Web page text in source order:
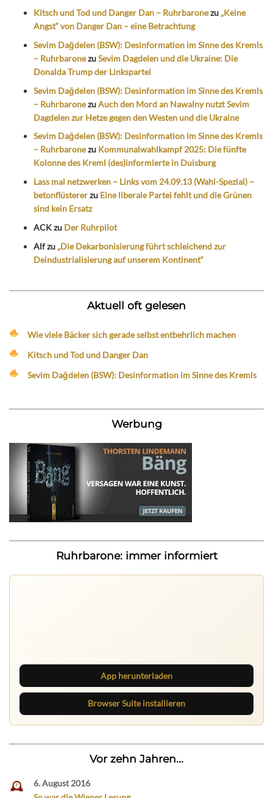
Kitsch und Tod und Danger Dan – Ruhrbaronezu „Keine
Angst“ von Danger Dan – eine Betrachtung
Sevim Dağdelen (BSW): Desinformation im Sinne des Kremls
– RuhrbaronezuSevim Dagdelen und die Ukraine: Die
Donalda Trump der Linkspartei
Sevim Dağdelen (BSW): Desinformation im Sinne des Kremls
– RuhrbaronezuAuch den Mord an Nawalny nutzt Sevim
Dagdelen zur Hetze gegen den Westen und die Ukraine
Sevim Dağdelen (BSW): Desinformation im Sinne des Kremls
– Ruhrbaronezu Kommunalwahlkampf 2025: Die fünfte
Kolonne des Kreml (des)informierte in Duisburg
Lass mal netzwerken – Links vom 24.09.13 (Wahl-Spezial) –
betonflüstererzu Eine liberale Partei fehlt und die Grünen
sind kein Ersatz
ACKzu Der Ruhrpilot
Alfzu „Die Dekarbonisierung führt schleichend zur
Deindustrialisierung auf unserem Kontinent“
Aktuell oft gelesen
Wie viele Bäcker sich gerade selbst entbehrlich machen
Kitsch und Tod und Danger Dan
Sevim Dağdelen (BSW): Desinformation im Sinne des Kremls
Werbung
Ruhrbarone: immer informiert
App herunterladen
Browser Suite installieren
Vor zehn Jahren...
6. August 2016